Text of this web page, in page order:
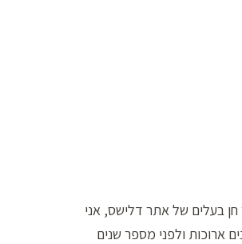
חן בעלים של אתר דלישס, אני
ארוכות ולפני מספר שנים